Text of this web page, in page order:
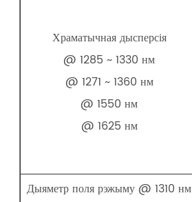
Храматычная дысперсія
@ 1285 ~ 1330 нм
@ 1271 ~ 1360 нм
@ 1550 нм
@ 1625 нм
Дыяметр поля рэжыму @ 1310 нм